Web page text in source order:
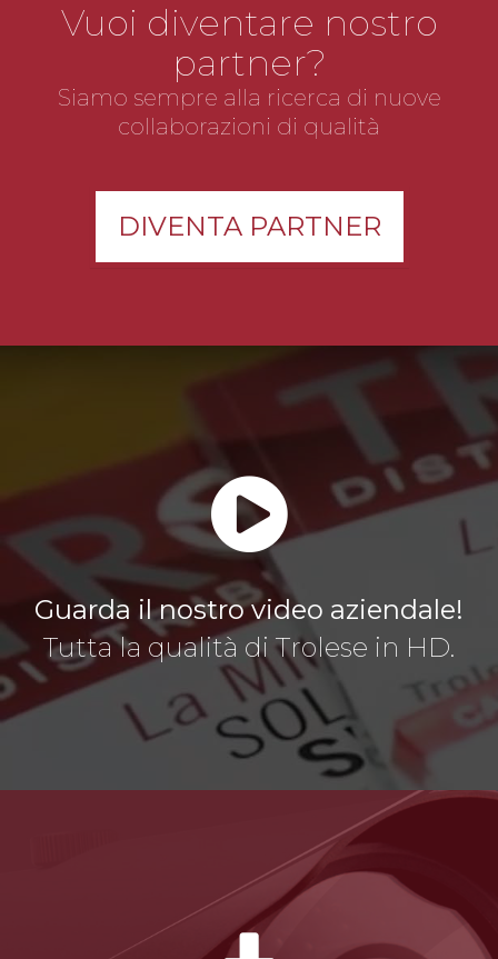
Vuoi diventare nostro
partner?
Siamo sempre alla ricerca di nuove
collaborazioni di qualità
DIVENTA PARTNER
Guarda il nostro video aziendale!
Tutta la qualità di Trolese in HD.